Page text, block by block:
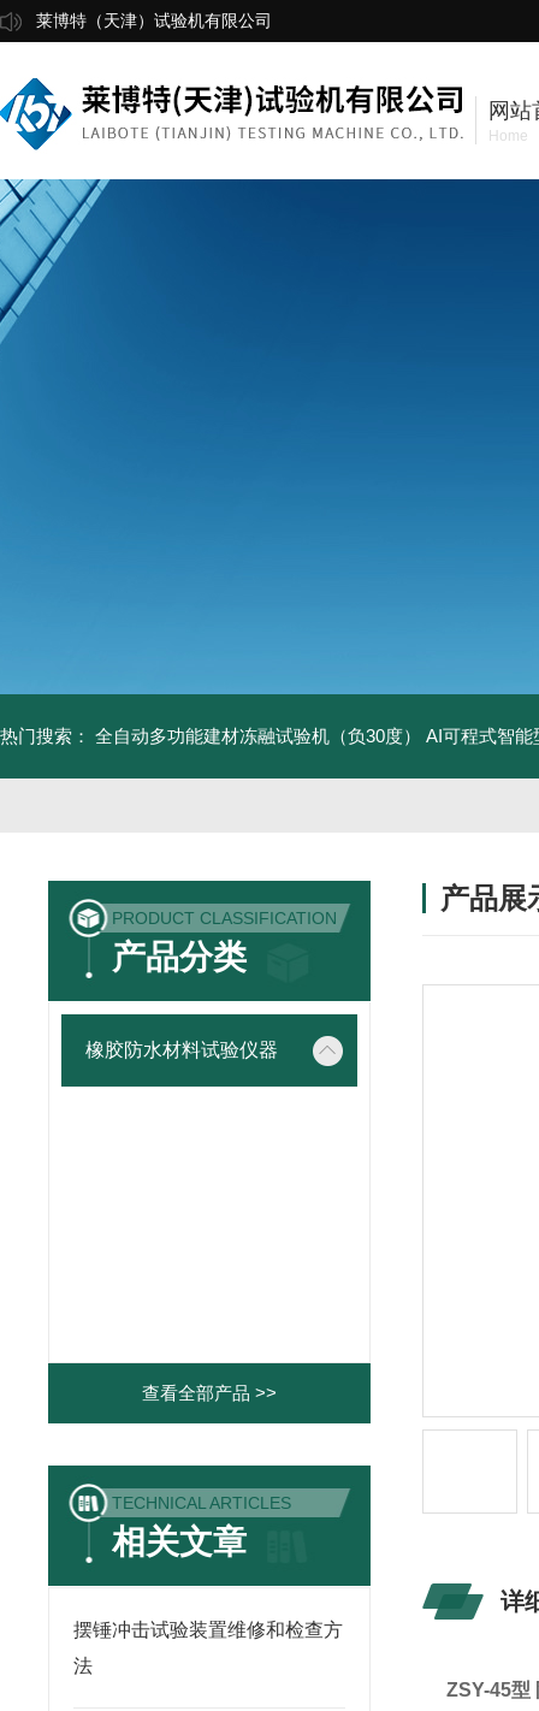
莱博特（天津）试验机有限公司
网站
Home
热门搜索： 全自动多功能建材冻融试验机（负30度） AI可程式智能
PRODUCT CLASSIFICATION
产品分类
橡胶防水材料试验仪器
查看全部产品 >>
TECHNICAL ARTICLES
相关文章
摆锤冲击试验装置维修和检查方
法
产品展
详
ZSY-45型